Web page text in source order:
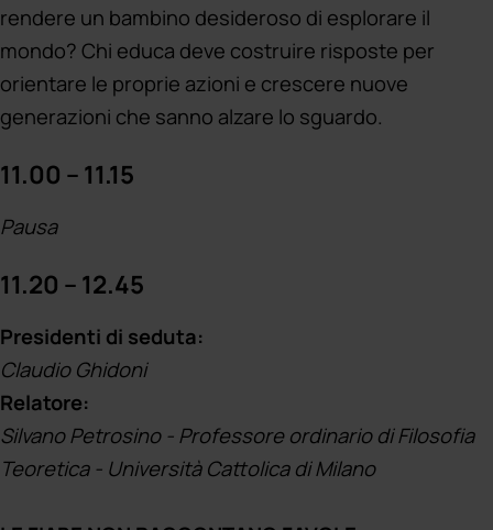
rendere un bambino desideroso di esplorare il
mondo? Chi educa deve costruire risposte per
orientare le proprie azioni e crescere nuove
generazioni che sanno alzare lo sguardo.
11.00 – 11.15
Pausa
11.20 – 12.45
Presidenti di seduta:
Claudio Ghidoni
Relatore:
Silvano Petrosino - Professore ordinario di Filosofia
Teoretica - Università Cattolica di Milano